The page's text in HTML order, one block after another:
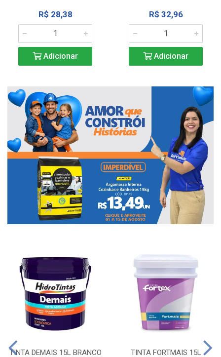
R$ 28,38
Adicionar
R$ 32,96
Adicionar
TINTA DEMAIS 15L BRANCO TINTA FORTMAIS 15L